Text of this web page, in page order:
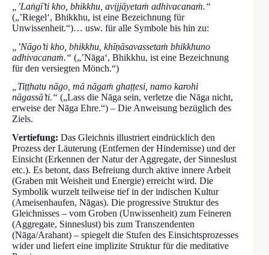
„’Laṅgī’ti kho, bhikkhu, avijjāyetaṁ adhivacanaṁ.“
(„’Riegel‘, Bhikkhu, ist eine Bezeichnung für
Unwissenheit.“)… usw. für alle Symbole bis hin zu:
„’Nāgo’ti kho, bhikkhu, khīṇāsavassetaṁ bhikkhuno
adhivacanaṁ.“ („’Nāga‘, Bhikkhu, ist eine Bezeichnung
für den versiegten Mönch.“)
„Tiṭṭhatu nāgo, mā nāgaṁ ghaṭṭesi, namo karohi
nāgassā’ti.“ („Lass die Nāga sein, verletze die Nāga nicht,
erweise der Nāga Ehre.“) – Die Anweisung bezüglich des
Ziels.
Vertiefung: Das Gleichnis illustriert eindrücklich den
Prozess der Läuterung (Entfernen der Hindernisse) und der
Einsicht (Erkennen der Natur der Aggregate, der Sinneslust
etc.). Es betont, dass Befreiung durch aktive innere Arbeit
(Graben mit Weisheit und Energie) erreicht wird. Die
Symbolik wurzelt teilweise tief in der indischen Kultur
(Ameisenhaufen, Nāgas). Die progressive Struktur des
Gleichnisses – vom Groben (Unwissenheit) zum Feineren
(Aggregate, Sinneslust) bis zum Transzendenten
(Nāga/Arahant) – spiegelt die Stufen des Einsichtsprozesses
wider und liefert eine implizite Struktur für die meditative